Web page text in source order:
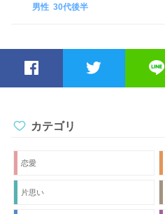
男性 30代後半
カテゴリ
恋愛
片思い